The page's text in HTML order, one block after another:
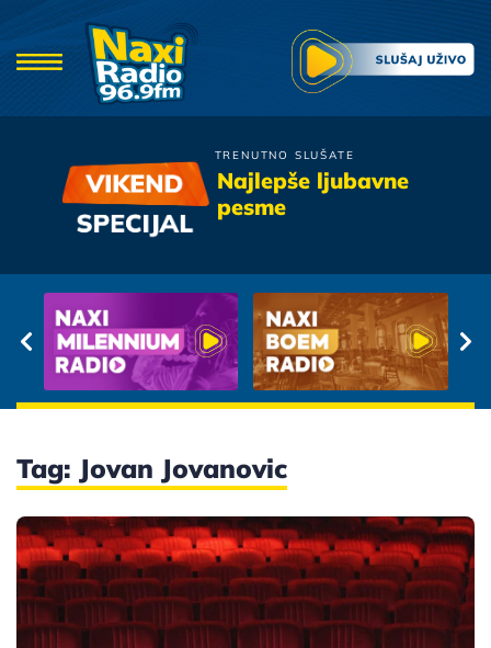
TRENUTNO SLUŠATE
Najlepše ljubavne
pesme
Zeljko Samardzic
Tag: Jovan Jovanovic